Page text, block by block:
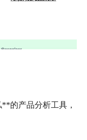
的产品分析工具，